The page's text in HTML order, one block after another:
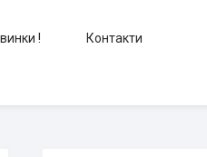
! Контакти